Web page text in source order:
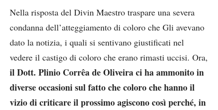
Nella risposta del Divin Maestro traspare una severa
condanna dell’atteggiamento di coloro che Gli avevano
dato la notizia, i quali si sentivano giustificati nel
vedere il castigo di coloro che erano rimasti uccisi. Ora,
il Dott. Plinio Corrêa de Oliveira ci ha ammonito in
diverse occasioni sul fatto che coloro che hanno il
vizio di criticare il prossimo agiscono così perché, in